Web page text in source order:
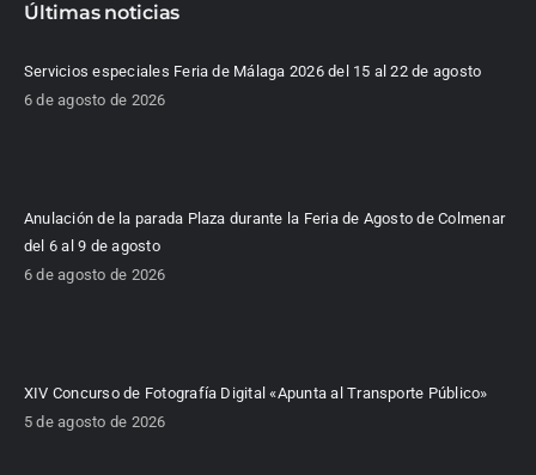
Últimas noticias
Servicios especiales Feria de Málaga 2026 del 15 al 22 de agosto
6 de agosto de 2026
Anulación de la parada Plaza durante la Feria de Agosto de Colmenar
del 6 al 9 de agosto
6 de agosto de 2026
XIV Concurso de Fotografía Digital «Apunta al Transporte Público»
5 de agosto de 2026